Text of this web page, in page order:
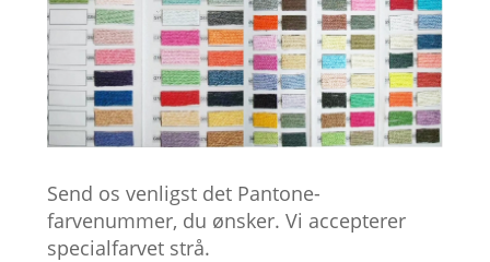
Send os venligst det Pantone-
farvenummer, du ønsker. Vi accepterer
specialfarvet strå.